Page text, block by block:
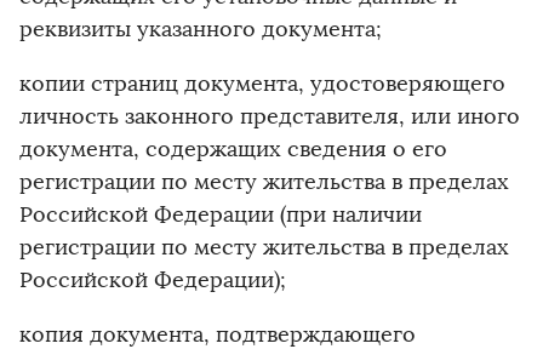
реквизиты указанного документа;
копии страниц документа, удостоверяющего
личность законного представителя, или иного
документа, содержащих сведения о его
регистрации по месту жительства в пределах
Российской Федерации (при наличии
регистрации по месту жительства в пределах
Российской Федерации);
копия документа, подтверждающего